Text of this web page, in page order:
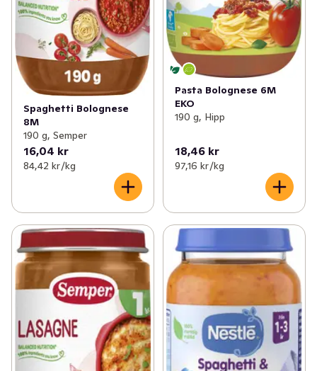
Spaghetti Bolognese
8M
190 g, Semper
16,04 kr
84,42 kr /kg
Pasta Bolognese 6M
EKO
190 g, Hipp
18,46 kr
97,16 kr /kg